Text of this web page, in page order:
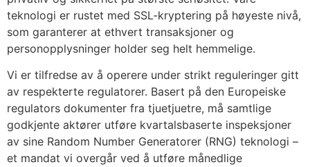
panel
panel
panel
panel
panel
panel
teknologi er rustet med SSL-kryptering på høyeste nivå,
som garanterer at ethvert transaksjoner og
personopplysninger holder seg helt hemmelige.
Vi er tilfredse av å operere under strikt reguleringer gitt
av respekterte regulatorer. Basert på den Europeiske
regulators dokumenter fra tjuetjuetre, må samtlige
godkjente aktører utføre kvartalsbaserte inspeksjoner
av sine Random Number Generatorer (RNG) teknologi –
et mandat vi overgår ved å utføre månedlige